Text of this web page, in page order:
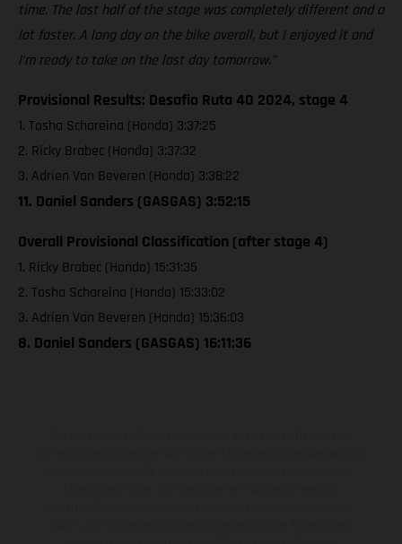
time. The last half of the stage was completely different and a
lot faster. A long day on the bike overall, but I enjoyed it and
I’m ready to take on the last day tomorrow.”
Provisional Results: Desafio Ruta 40 2024, stage 4
1. Tosha Schareina (Honda) 3:37:25
2. Ricky Brabec (Honda) 3:37:32
3. Adrien Van Beveren (Honda) 3:38:22
11. Daniel Sanders (GASGAS) 3:52:15
Overall Provisional Classification (after stage 4)
1. Ricky Brabec (Honda) 15:31:35
2. Tosha Schareina (Honda) 15:33:02
3. Adrien Van Beveren (Honda) 15:36:03
8. Daniel Sanders (GASGAS) 16:11:36